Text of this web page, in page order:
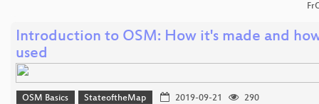
Introduction to OSM: How it's made and
used
OSM Basics StateoftheMap 2019-09-21
290